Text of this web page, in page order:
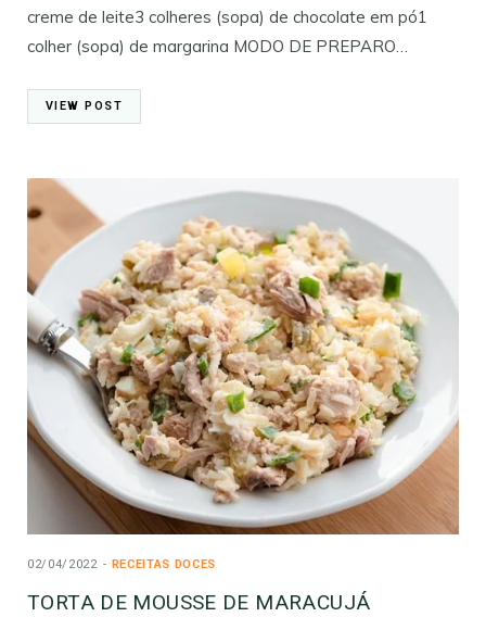
creme de leite3 colheres (sopa) de chocolate em pó1
colher (sopa) de margarina MODO DE PREPARO…
VIEW POST
02/04/2022 RECEITAS DOCES
TORTA DE MOUSSE DE MARACUJÁ